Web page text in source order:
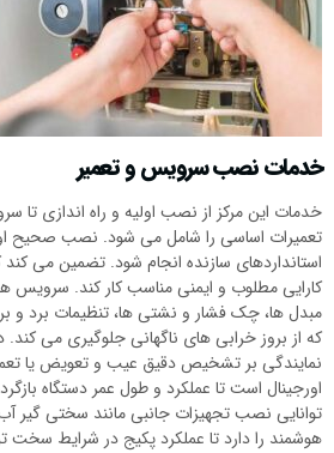
خدمات نصب سرویس و تعمیر
خدمات این مرکز از نصب اولیه و راه اندازی تا
تعمیرات اساسی را شامل می شود. نصب صحیح
استانداردهای سازنده انجام شود. تضمین می کند
کارایی مطلوب و ایمنی مناسب کار کند. سرویس
مبدل ها، چک فشار و نشتی ها، تنظیمات برد
که از بروز خرابی های ناگهانی جلوگیری می کند.
نمایندگی بر تشخیص دقیق عیب و تعویض یا
اورجینال است تا عملکرد و طول عمر دستگاه
توانایی نصب تجهیزات جانبی مانند سختی گیر
هوشمند را دارد تا عملکرد پکیج در شرایط